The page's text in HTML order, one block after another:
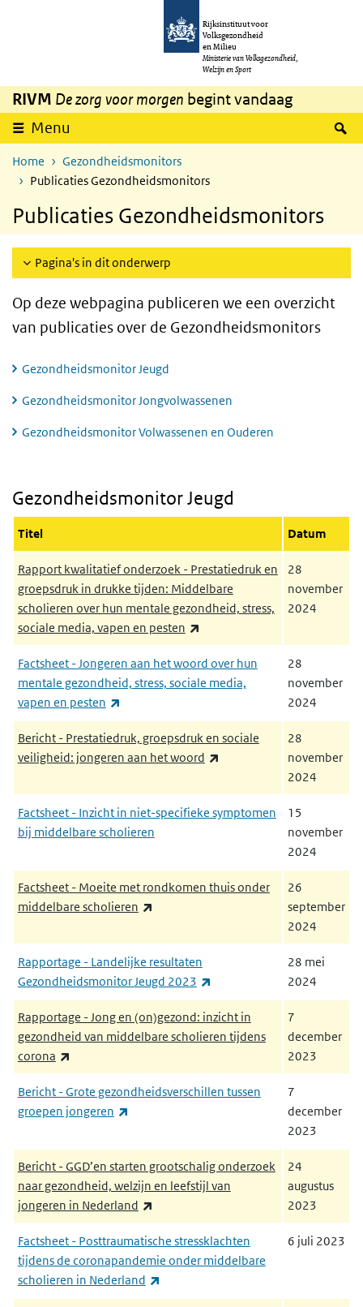
Overslaan en naar de inhoud gaan
Rijksinstituut voor
Volksgezondheid
en Milieu
Ministerie van Volksgezondheid,
Welzijn en Sport
RIVM De zorg voor morgen begint vandaag
Menu
Home
Gezondheidsmonitors
Publicaties Gezondheidsmonitors
Publicaties Gezondheidsmonitors
Pagina's in dit onderwerp
Op deze webpagina publiceren we een overzicht
van publicaties over de Gezondheidsmonitors
Gezondheidsmonitor Jeugd
Gezondheidsmonitor Jongvolwassenen
Gezondheidsmonitor Volwassenen en Ouderen
Gezondheidsmonitor Jeugd
Titel Datum
Rapport kwalitatief onderzoek - Prestatiedruk en
groepsdruk in drukke tijden: Middelbare
scholieren over hun mentale gezondheid, stress,
sociale media, vapen en pesten
28
november
2024
Factsheet - Jongeren aan het woord over hun
mentale gezondheid, stress, sociale media,
vapen en pesten
28
november
2024
Bericht - Prestatiedruk, groepsdruk en sociale
veiligheid: jongeren aan het woord
(externe link)
28
november
2024
Factsheet - Inzicht in niet-specifieke symptomen
bij middelbare scholieren
15
november
2024
Factsheet - Moeite met rondkomen thuis onder
middelbare scholieren
26
september
2024
Rapportage - Landelijke resultaten
Gezondheidsmonitor Jeugd 2023
28 mei
2024
Rapportage - Jong en (on)gezond: inzicht in
gezondheid van middelbare scholieren tijdens
corona
7
december
2023
Bericht - Grote gezondheidsverschillen tussen
groepen jongeren
7
december
2023
Bericht - GGD’en starten grootschalig onderzoek
naar gezondheid, welzijn en leefstijl van
jongeren in Nederland
24
augustus
2023
Factsheet - Posttraumatische stressklachten
tijdens de coronapandemie onder middelbare
scholieren in Nederland
6 juli 2023